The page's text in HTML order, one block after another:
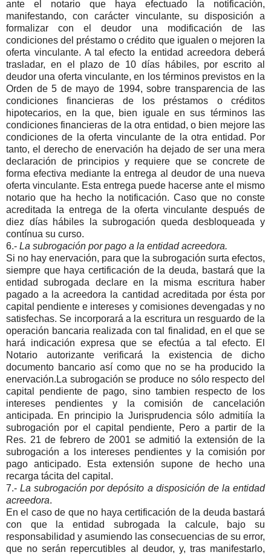
ante el notario que haya efectuado la notificación,
manifestando, con carácter vinculante, su disposición a
formalizar con el deudor una modificación de las
condiciones del préstamo o crédito que igualen o mejoren la
oferta vinculante. A tal efecto la entidad acreedora deberá
trasladar, en el plazo de 10 días hábiles, por escrito al
deudor una oferta vinculante, en los términos previstos en la
Orden de 5 de mayo de 1994, sobre transparencia de las
condiciones financieras de los préstamos o créditos
hipotecarios, en la que, bien iguale en sus términos las
condiciones financieras de la otra entidad, o bien mejore las
condiciones de la oferta vinculante de la otra entidad. Por
tanto, el derecho de enervación ha dejado de ser una mera
declaración de principios y requiere que se concrete de
forma efectiva mediante la entrega al deudor de una nueva
oferta vinculante. Esta entrega puede hacerse ante el mismo
notario que ha hecho la notificación. Caso que no conste
acreditada la entrega de la oferta vinculante después de
diez días hábiles la subrogación queda desbloqueada y
contínua su curso.
6.- La subrogación por pago a la entidad acreedora.
Si no hay enervación, para que la subrogación surta efectos,
siempre que haya certificación de la deuda, bastará que la
entidad subrogada declare en la misma escritura haber
pagado a la acreedora la cantidad acreditada por ésta por
capital pendiente e intereses y comisiones devengadas y no
satisfechas. Se incorporará a la escritura un resguardo de la
operación bancaria realizada con tal finalidad, en el que se
hará indicación expresa que se efectúa a tal efecto. El
Notario autorizante verificará la existencia de dicho
documento bancario así como que no se ha producido la
enervación.La subrogación se produce no sólo respecto del
capital pendiente de pago, sino tambien respecto de los
intereses pendientes y la comisión de cancelación
anticipada. En principio la Jurisprudencia sólo admitiía la
subrogación por el capital pendiente, Pero a partir de la
Res. 21 de febrero de 2001 se admitió la extensión de la
subrogación a los intereses pendientes y la comisión por
pago anticipado. Esta extensión supone de hecho una
recarga tácita del capital.
7.-La subrogación por depósito a disposición de la entidad
acreedora.
En el caso de que no haya certificación de la deuda bastará
con que la entidad subrogada la calcule, bajo su
responsabilidad y asumiendo las consecuencias de su error,
que no serán repercutibles al deudor, y, tras manifestarlo,